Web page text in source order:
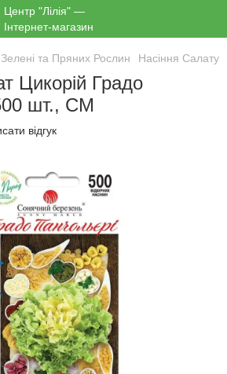
та Пряних Рослин Насіння Салату
Цикорій Градо
шт., СМ
відгук